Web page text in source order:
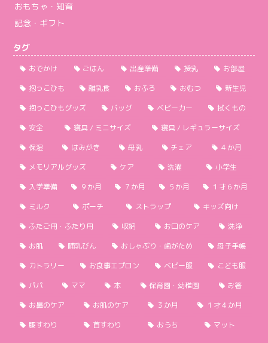
おもちゃ・知育
記念・ギフト
タグ
おでかけ ごはん 出産準備 授乳
お部屋
抱っこひも
離乳食 おふろ おむつ
新生児
抱っこひもグッズ
バッグ ベビーカー
拭くもの
安全
寝具 / ミニサイズ
寝具 / レギュラーサイズ
保湿
はみがき 母乳 チェア
４か月
メモリアルグッズ
ケア 洗濯
小学生
入学準備
９か月 ７か月 ５か月
１才６か月
ミルク
ポーチ ストラップ
キッズ向け
ふたご用・ふたり用
収納 お口のケア
洗浄
お肌
哺乳びん おしゃぶり・歯がため
母子手帳
カトラリー
お食事エプロン ベビー服
こども服
パパ
ママ 本 保育園・幼稚園
お箸
お鼻のケア
お肌のケア ３か月
１才４か月
腰すわり
首すわり おうち マット